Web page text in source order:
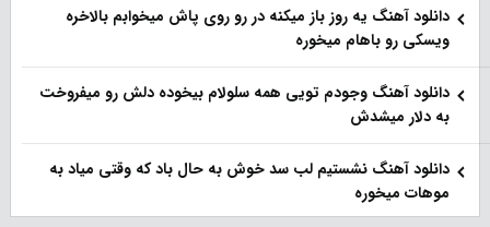
دانلود آهنگ یه روز باز‌ میکنه در رو روی پاش میخوابم بالاخره
ویسکی رو باهام میخوره
دانلود آهنگ وجودم تویی همه سلولام بیخوده دلش رو میفروخت
به دلار میشدش
دانلود آهنگ نشستیم لب سد خوش به حال باد که وقتی میاد به
موهات میخوره